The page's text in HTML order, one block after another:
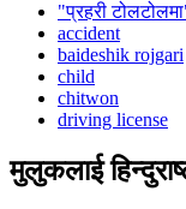
"प्रहरी
accident
baideshik rojgari
child
chitwon
driving license
मुलुकलाई